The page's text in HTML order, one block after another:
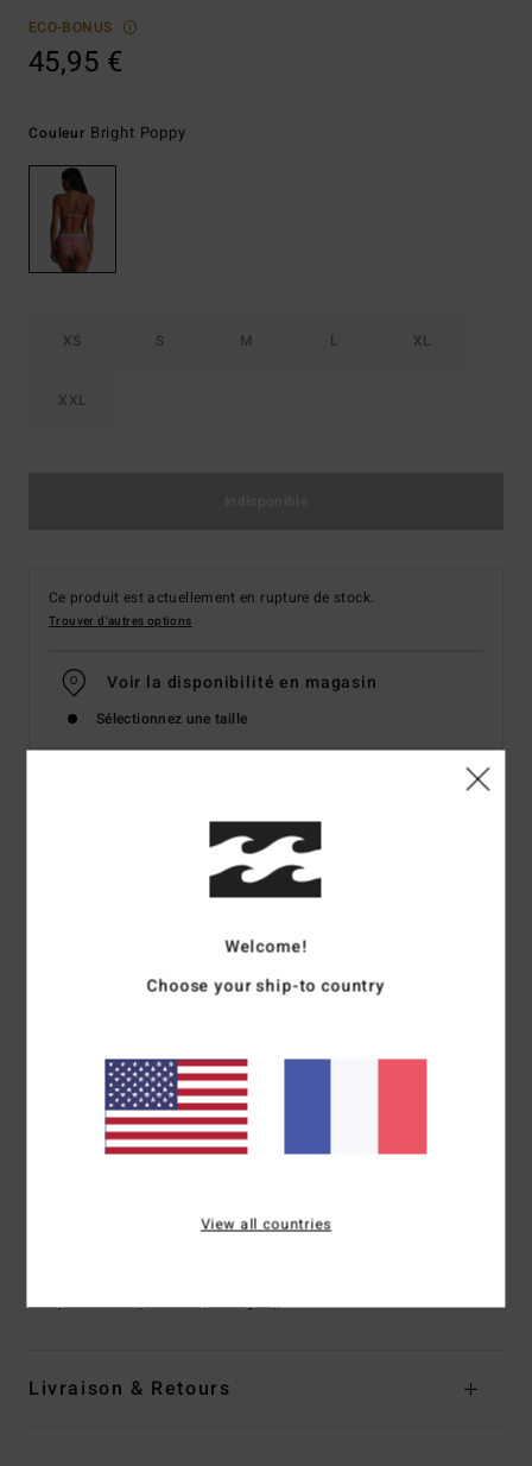
ECO-BONUS
45,95 €
Couleur Bright Poppy
XS S M L XL
XXL
Ce produit est actuellement en rupture de stock.
Trouver d'autres options
Voir la disponibilité en magasin
Sélectionnez une taille
Details & caractéristiques
Bas de bikini Rouge Femme
Caractéristiques
et élasthanne
Coupe :Coupe Hike
Couvrance :couvrance échancrée
Échancrure :modèle échancré sur la jambe
[Matière principale] 91% polyester recyclé,
Traçabilité du produit (Loi Agec)
Livraison & Retours
Welcome!
Choose your ship-to country
View all countries